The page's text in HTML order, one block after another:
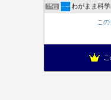
15位 わがまま科
こ